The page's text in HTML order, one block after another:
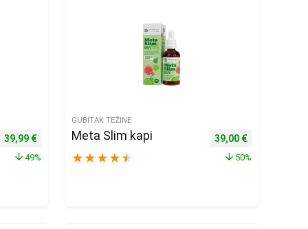
Izvorna cijena bila je: 78,98 €.
39,99 €Trenutna cijena je: 39,99 €.
49%
GUBITAK TEŽINE
Meta Slim kapi
★ ★ ★ ★ ★
Izvorna cijena bila
39,00 €Trenutna
50%